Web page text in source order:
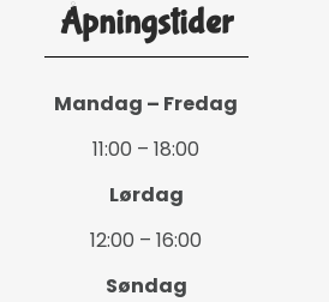
Åpningstider
Mandag – Fredag
11:00 – 18:00
Lørdag
12:00 – 16:00
Søndag